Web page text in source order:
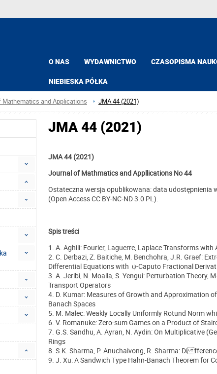
O NAS WYDAWNICTWO CZASOPISMA
NIEBIESKA PÓŁKA
Mathematics and Applications JMA 44 (2021)
JMA 44 (2021)
JMA 44 (2021)
Journal of Mathmatics and Appllications No 44
Ostateczna wersja opublikowana: data udostępnienia
(Open Access CC BY-NC-ND 3.0 PL).
Spis treści
1. A. Aghili: Fourier, Laguerre, Laplace Transforms with
2. C. Derbazi, Z. Baitiche, M. Benchohra, J.R. Graef:
Differential Equations with ψ-Caputo Fractional
3. A. Jeribi, N. Moalla, S. Yengui: Perturbation Theory,
Transport Operators
4. D. Kumar: Measures of Growth and Approximation
Banach Spaces
5. M. Malec: Weakly Locally Uniformly Rotund Norm
6. V. Romanuke: Zero-sum Games on a Product of
7. G.S. Sandhu, A. Ayran, N. Aydin: On Multiplicative
Rings
8. S.K. Sharma, P. Anuchaivong, R. Sharma: Di
9. J. Xu: A Sandwich Type Hahn-Banach Theorem for